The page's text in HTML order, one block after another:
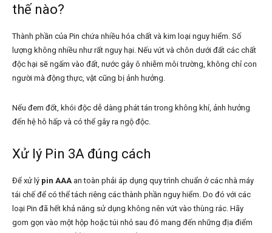
thế nào?
Thành phần của Pin chứa nhiều hóa chất và kim loại nguy hiểm. Số
lượng không nhiều như rất nguy hại. Nếu vứt và chôn dưới đất các chất
độc hại sẽ ngấm vào đất, nước gây ô nhiễm môi trường, không chỉ con
người mà động thực, vật cũng bị ảnh hưởng.
Nếu đem đốt, khói độc dễ dàng phát tán trong không khí, ảnh hưởng
đến hệ hô hấp và có thể gây ra ngộ độc.
Xử lý Pin 3A đúng cách
Để xử lý pin AAA an toàn phải áp dụng quy trình chuẩn ở các nhà máy
tái chế để có thể tách riêng các thành phần nguy hiểm. Do đó với các
loại Pin đã hết khả năng sử dụng không nên vứt vào thùng rác. Hãy
gom gọn vào một hộp hoặc túi nhỏ sau đó mang đến những địa điểm